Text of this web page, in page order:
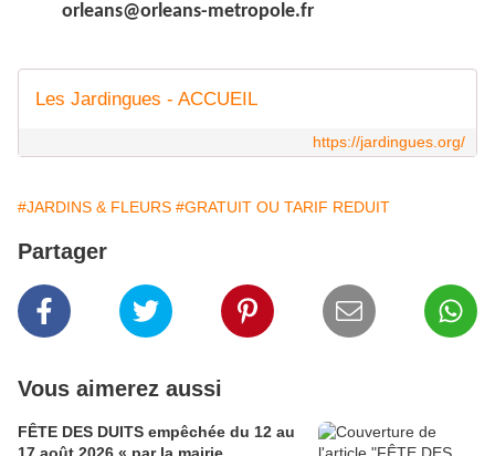
orleans@orleans-metropole.fr
Les Jardingues - ACCUEIL
https://jardingues.org/
#JARDINS & FLEURS #GRATUIT OU TARIF REDUIT
Partager
Vous aimerez aussi
FÊTE DES DUITS empêchée du 12 au